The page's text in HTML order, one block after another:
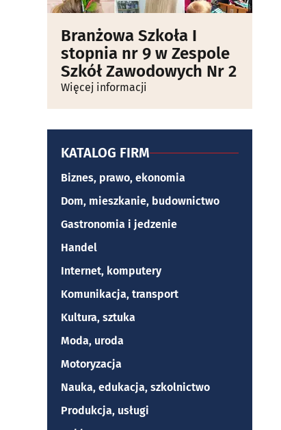
Branżowa Szkoła I
stopnia nr 9 w Zespole
Szkół Zawodowych Nr 2
Więcej informacji
KATALOG FIRM
Biznes, prawo, ekonomia
Dom, mieszkanie, budownictwo
Gastronomia i jedzenie
Handel
Internet, komputery
Komunikacja, transport
Kultura, sztuka
Moda, uroda
Motoryzacja
Nauka, edukacja, szkolnictwo
Produkcja, usługi